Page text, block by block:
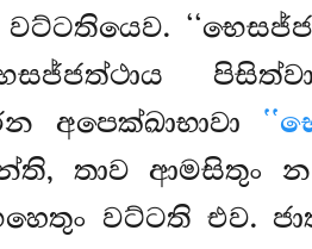
අපෙක්ඛාභාවා
තාව ආමසිතුං
වට්ටති එව.